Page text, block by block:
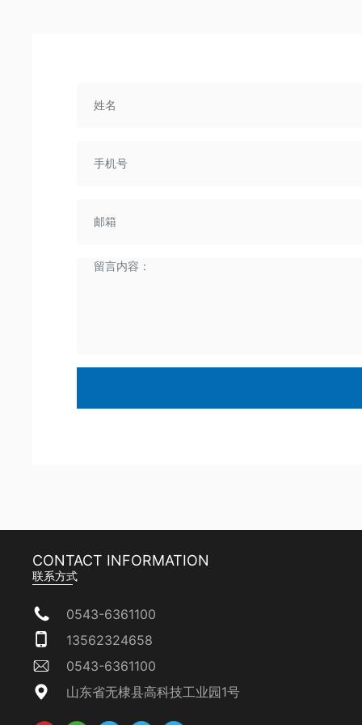
CONTACT INFORMATION
联系方式
0543-6361100
13562324658
0543-6361100
山东省无棣县高科技工业园1号